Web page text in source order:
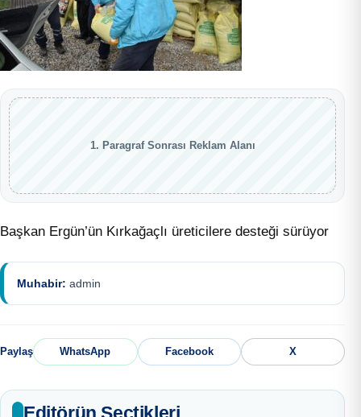
1. Paragraf Sonrası Reklam Alanı
Başkan Ergün’ün Kırkağaçlı üreticilere desteği sürüyor
Muhabir: admin
Paylaş WhatsApp Facebook X